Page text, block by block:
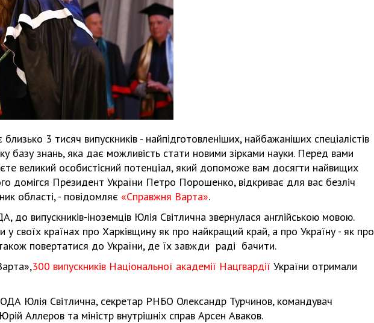
3 тисяч випускників - найпідготовленіших, найбажаніших спеціалістів
базу знань, яка дає можливість стати новими зірками науки. Перед вами
великий особистісний потенціал, який допоможе вам досягти найвищих
домігся Президент України Петро Порошенко, відкриває для вас безліч
області, - повідомляє «Справжня Варта».
до випускників-іноземців Юлія Світлична звернулася англійською мовою.
у своїх країнах про Харківщину як про найкращий край, а про Україну - як про
повертатися до України, де їх завжди раді бачити.
300 випускників Національної академії Нацгвардії України отримали
Юлія Світлична, секретар РНБО Олександр Турчинов, командувач
Аллеров та міністр внутрішніх справ Арсен Аваков.